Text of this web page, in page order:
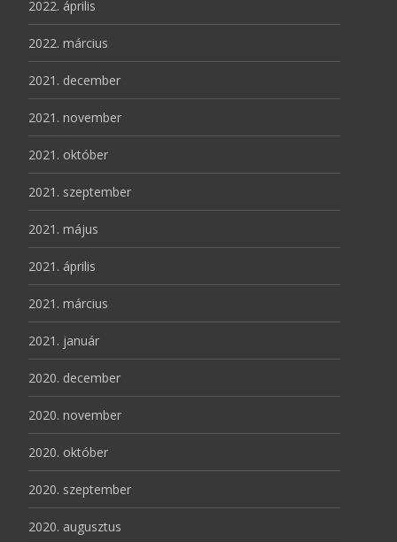
2022. április
2022. március
2021. december
2021. november
2021. október
2021. szeptember
2021. május
2021. április
2021. március
2021. január
2020. december
2020. november
2020. október
2020. szeptember
2020. augusztus